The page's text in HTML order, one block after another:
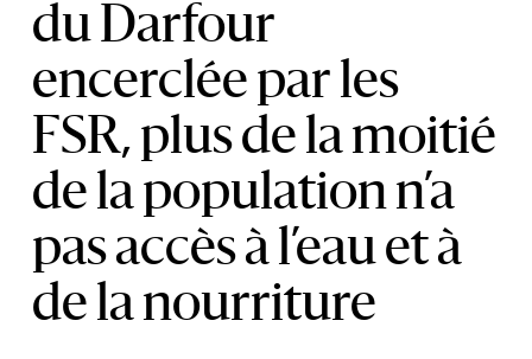
du Darfour
encerclée par les
FSR, plus de la moitié
de la population n’a
pas accès à l’eau et à
de la nourriture